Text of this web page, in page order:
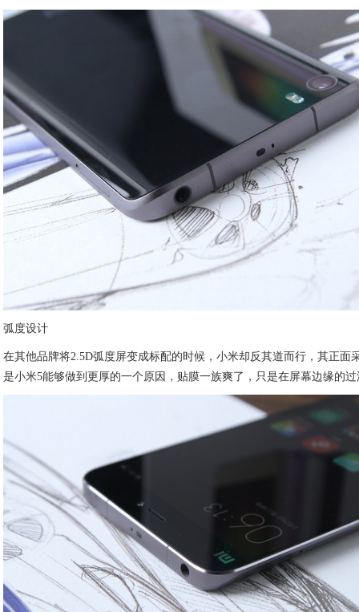
弧度设计
在其他品牌将2.5D弧度屏变成标配的时候，小米却反其道而行，其正面
是小米5能够做到更厚的一个原因，贴膜一族爽了，只是在屏幕边缘的